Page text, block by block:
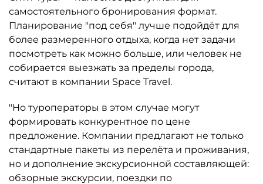
самостоятельного бронирования формат.
Планирование "под себя" лучше подойдёт для
более размеренного отдыха, когда нет задачи
посмотреть как можно больше, или человек не
собирается выезжать за пределы города,
считают в компании Space Travel.
"Но туроператоры в этом случае могут
формировать конкурентное по цене
предложение. Компании предлагают не только
стандартные пакеты из перелёта и проживания,
но и дополнение экскурсионной составляющей:
обзорные экскурсии, поездки по